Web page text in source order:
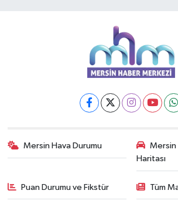
Mersin Hava Durumu
Mersin
Haritası
Puan Durumu ve Fikstür Tüm